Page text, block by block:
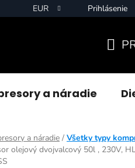
EUR Prihlásenie
a náradie
a náradie / Všetky typy
olejový dvojvalcový 50l , 230V,